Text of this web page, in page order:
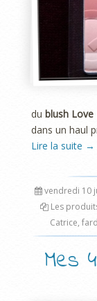
du blush Love
dans un haul
Lire la suite →
vendredi 10
Les
Catrice,
Mes